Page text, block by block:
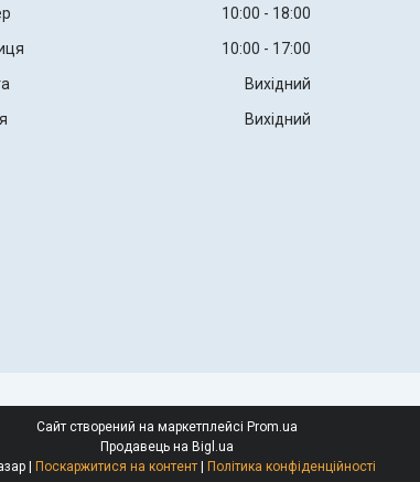
10:00
18:00
10:00
17:00
Вихідний
Вихідний
Сайт створений на маркетплейсі Prom.ua
Продавець на Bigl.ua
Канцбазар | Поскаржитися на контент | Політика конфіденційності